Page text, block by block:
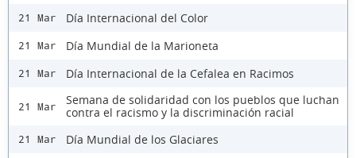
21 Mar Día Internacional del Color
21 Mar Día Mundial de la Marioneta
21 Mar Día Internacional de la Cefalea en Racimos
21 Mar
Semana de solidaridad con los pueblos que luchan
contra el racismo y la discriminación racial
21 Mar Día Mundial de los Glaciares